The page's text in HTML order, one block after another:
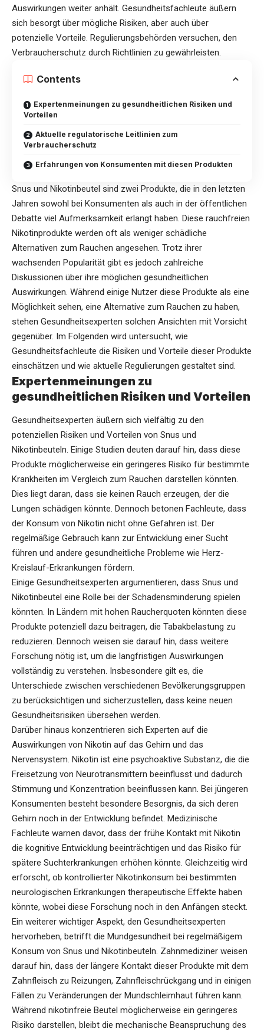
Auswirkungen weiter anhält. Gesundheitsfachleute äußern
sich besorgt über mögliche Risiken, aber auch über
potenzielle Vorteile. Regulierungsbehörden versuchen, den
Verbraucherschutz durch Richtlinien zu gewährleisten.
Contents
Expertenmeinungen zu gesundheitlichen Risiken und
Vorteilen
Aktuelle regulatorische Leitlinien zum
Verbraucherschutz
Erfahrungen von Konsumenten mit diesen Produkten
Snus und Nikotinbeutel sind zwei Produkte, die in den letzten
Jahren sowohl bei Konsumenten als auch in der öffentlichen
Debatte viel Aufmerksamkeit erlangt haben. Diese rauchfreien
Nikotinprodukte werden oft als weniger schädliche
Alternativen zum Rauchen angesehen. Trotz ihrer
wachsenden Popularität gibt es jedoch zahlreiche
Diskussionen über ihre möglichen gesundheitlichen
Auswirkungen. Während einige Nutzer diese Produkte als eine
Möglichkeit sehen, eine Alternative zum Rauchen zu haben,
stehen Gesundheitsexperten solchen Ansichten mit Vorsicht
gegenüber. Im Folgenden wird untersucht, wie
Gesundheitsfachleute die Risiken und Vorteile dieser Produkte
einschätzen und wie aktuelle Regulierungen gestaltet sind.
Expertenmeinungen zu
gesundheitlichen Risiken und Vorteilen
Gesundheitsexperten äußern sich vielfältig zu den
potenziellen Risiken und Vorteilen von Snus und
Nikotinbeuteln. Einige Studien deuten darauf hin, dass diese
Produkte möglicherweise ein geringeres Risiko für bestimmte
Krankheiten im Vergleich zum Rauchen darstellen könnten.
Dies liegt daran, dass sie keinen Rauch erzeugen, der die
Lungen schädigen könnte. Dennoch betonen Fachleute, dass
der Konsum von Nikotin nicht ohne Gefahren ist. Der
regelmäßige Gebrauch kann zur Entwicklung einer Sucht
führen und andere gesundheitliche Probleme wie Herz-
Kreislauf-Erkrankungen fördern.
Einige Gesundheitsexperten argumentieren, dass Snus und
Nikotinbeutel eine Rolle bei der Schadensminderung spielen
könnten. In Ländern mit hohen Raucherquoten könnten diese
Produkte potenziell dazu beitragen, die Tabakbelastung zu
reduzieren. Dennoch weisen sie darauf hin, dass weitere
Forschung nötig ist, um die langfristigen Auswirkungen
vollständig zu verstehen. Insbesondere gilt es, die
Unterschiede zwischen verschiedenen Bevölkerungsgruppen
zu berücksichtigen und sicherzustellen, dass keine neuen
Gesundheitsrisiken übersehen werden.
Darüber hinaus konzentrieren sich Experten auf die
Auswirkungen von Nikotin auf das Gehirn und das
Nervensystem. Nikotin ist eine psychoaktive Substanz, die die
Freisetzung von Neurotransmittern beeinflusst und dadurch
Stimmung und Konzentration beeinflussen kann. Bei jüngeren
Konsumenten besteht besondere Besorgnis, da sich deren
Gehirn noch in der Entwicklung befindet. Medizinische
Fachleute warnen davor, dass der frühe Kontakt mit Nikotin
die kognitive Entwicklung beeinträchtigen und das Risiko für
spätere Suchterkrankungen erhöhen könnte. Gleichzeitig wird
erforscht, ob kontrollierter Nikotinkonsum bei bestimmten
neurologischen Erkrankungen therapeutische Effekte haben
könnte, wobei diese Forschung noch in den Anfängen steckt.
Ein weiterer wichtiger Aspekt, den Gesundheitsexperten
hervorheben, betrifft die Mundgesundheit bei regelmäßigem
Konsum von Snus und Nikotinbeuteln. Zahnmediziner weisen
darauf hin, dass der längere Kontakt dieser Produkte mit dem
Zahnfleisch zu Reizungen, Zahnfleischrückgang und in einigen
Fällen zu Veränderungen der Mundschleimhaut führen kann.
Während nikotinfreie Beutel möglicherweise ein geringeres
Risiko darstellen, bleibt die mechanische Beanspruchung des